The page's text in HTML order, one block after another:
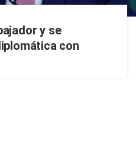
y se
con